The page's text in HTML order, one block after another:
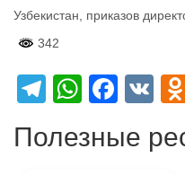
Узбекистан, приказов
342
Telegram VK
Полезные